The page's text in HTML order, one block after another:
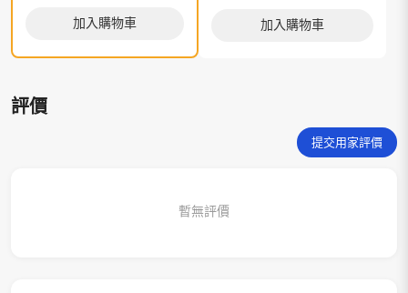
加入購物車 加入購物車
評價
提交用家評價
暫無評價